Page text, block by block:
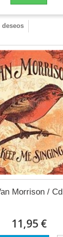
Morrison / Cd
11,95 €